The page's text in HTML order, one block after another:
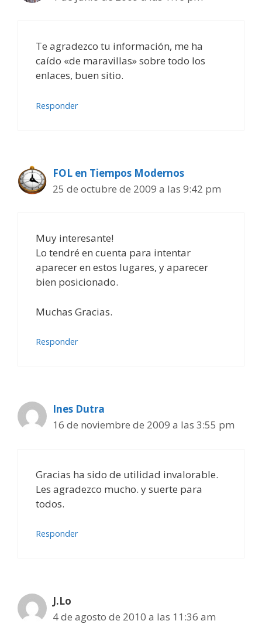
Te agradezco tu información, me ha
caído «de maravillas» sobre todo los
enlaces, buen sitio.
Responder
FOL en Tiempos Modernos
25 de octubre de 2009 a las 9:42 pm
Muy interesante!
Lo tendré en cuenta para intentar
aparecer en estos lugares, y aparecer
bien posicionado.
Muchas Gracias.
Responder
Ines Dutra
16 de noviembre de 2009 a las 3:55 pm
Gracias ha sido de utilidad invalorable.
Les agradezco mucho. y suerte para
todos.
Responder
J.Lo
4 de agosto de 2010 a las 11:36 am